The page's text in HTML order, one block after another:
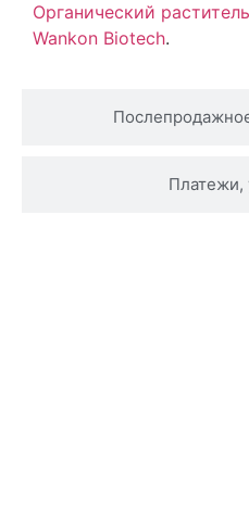
Платежи,
Органический
Wankon Biotech.